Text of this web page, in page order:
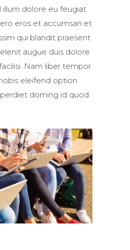
illum dolore eu feugiat
eros et accumsan et
qui blandit praesent
augue duis dolore
Nam liber tempor
eleifend option
doming id quod